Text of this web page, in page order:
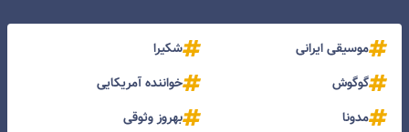
موسیقی ایرانی
شکیرا
گوگوش
خواننده آمریکایی
مدونا
بهروز وثوقی